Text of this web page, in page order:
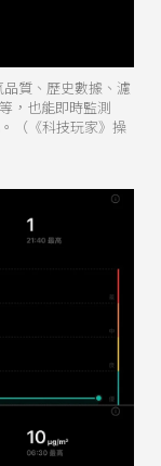
質、歷史數據、濾
，也能即時監測
（《科技玩家》操